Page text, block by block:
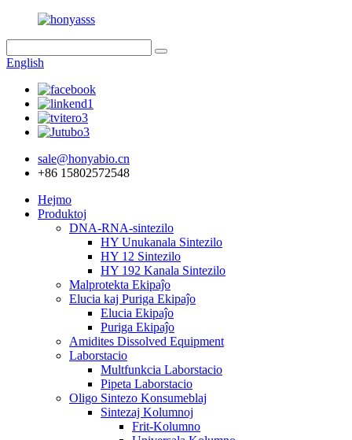
English
sale@honyabio.cn
+86 15802572548
Hejmo
Produktoj
DNA-RNA-sintezilo
HY Unukanala Sintezilo
HY 12 Sintezilo
HY 192 Kanala Sintezilo
Malprotekta Ekipaĵo
Elucia kaj Puriga Ekipaĵo
Elucia Ekipaĵo
Puriga Ekipaĵo
Amidites Dissolved Equipment
Laborstacio
Multfunkcia Laborstacio
Pipeta Laborstacio
Oligo Sintezo Konsumeblaj
Sintezaj Kolumnoj
Frit-Kolumno